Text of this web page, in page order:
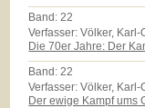
Band:22
Verfasser: Völker, Karl-
Die 70er Jahre: Der
Band: 22
Verfasser: Völker, Karl-
Der ewige Kampf ums